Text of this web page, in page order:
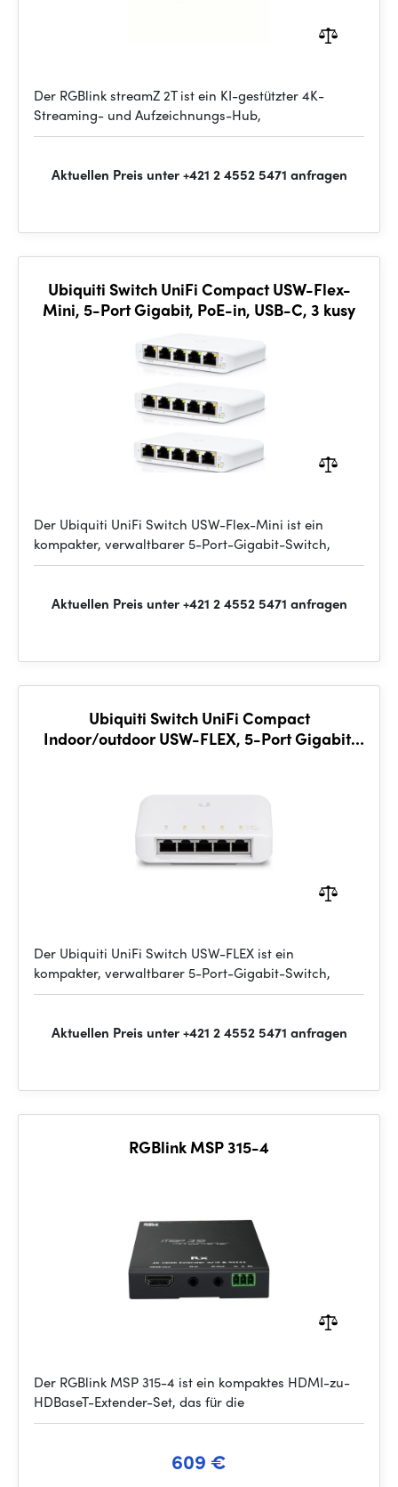
Der RGBlink streamZ 2T ist ein KI-gestützter 4K-
Streaming- und Aufzeichnungs-Hub,
Aktuellen Preis unter +421 2 4552 5471 anfragen
Ubiquiti Switch UniFi Compact USW-Flex-
Mini, 5-Port Gigabit, PoE-in, USB-C, 3 kusy
Der Ubiquiti UniFi Switch USW-Flex-Mini ist ein
kompakter, verwaltbarer 5-Port-Gigabit-Switch,
Aktuellen Preis unter +421 2 4552 5471 anfragen
Ubiquiti Switch UniFi Compact
Indoor/outdoor USW-FLEX, 5-Port Gigabit,
Der Ubiquiti UniFi Switch USW-FLEX ist ein
kompakter, verwaltbarer 5-Port-Gigabit-Switch,
Aktuellen Preis unter +421 2 4552 5471 anfragen
RGBlink MSP 315-4
Der RGBlink MSP 315-4 ist ein kompaktes HDMI-zu-
HDBaseT-Extender-Set, das für die
609 €